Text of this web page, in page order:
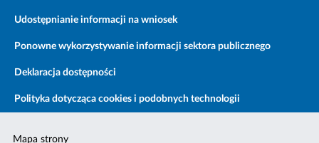
Udostępnianie informacji na wniosek
Ponowne wykorzystywanie informacji sektora publicznego
Deklaracja dostępności
Polityka dotycząca cookies i podobnych technologii
Mapa strony